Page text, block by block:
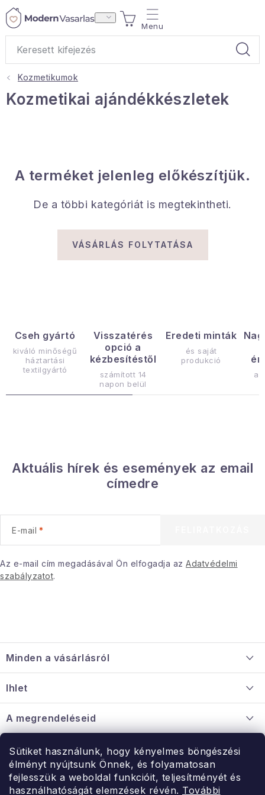
Sütiket használunk, hogy kényelmes böngészési
élményt nyújtsunk Önnek, és folyamatosan
fejlesszük a weboldal funkcióit, teljesítményét és
használhatóságát elemzések révén. További
Ugrás
KOSÁR
Lakástextil
Háztartás
Hobbi és kert
Sport és szabadban
Gyermekeknek
Sziasztok, hív a nyár.
Karácsonyi esemény
Januári akció
Veľkoobchodná spolupráca
Érintkezés
Rólunk
Kozmetikumok
Kozmetikai ajándékkészletek
A terméket jelenleg előkészítjük.
De a többi kategóriát is megtekintheti.
VÁSÁRLÁS FOLYTATÁSA
Cseh gyártó
kiváló minőségű
háztartási
textilgyártó
Visszatérés
opció a
kézbesítéstől
számított 14
napon belül
Eredeti minták
és saját
produkció
Aktuális hírek és események az email
címedre
E-mail
Az e-mail cím megadásával Ön elfogadja az Adatvédelmi
szabályzatot.
á
b
é
c
Minden a vásárlásról
Információ a mellékletről
Nagykereskedelmi együttműködés
Ihlet
A megrendeléseid
Érintkezés
Rendelésem
Érintkezés
Hé-Pé: 9:00-15:00